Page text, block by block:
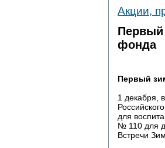
Акции,
Первый
фонда
Первый
1 декабря,
для
№ 110 для
Встречи